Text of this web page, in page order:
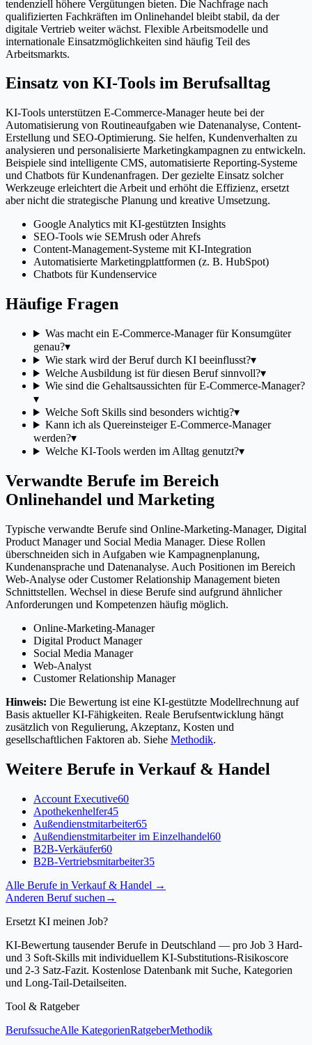
tendenziell höhere Vergütungen bieten. Die Nachfrage nach
qualifizierten Fachkräften im Onlinehandel bleibt stabil, da der
digitale Vertrieb weiter wächst. Flexible Arbeitsmodelle und
internationale Einsatzmöglichkeiten sind häufig Teil des
Arbeitsmarkts.
Einsatz von KI-Tools im Berufsalltag
KI-Tools unterstützen E-Commerce-Manager heute bei der
Automatisierung von Routineaufgaben wie Datenanalyse, Content-
Erstellung und SEO-Optimierung. Sie helfen, Kundenverhalten zu
analysieren und personalisierte Marketingkampagnen zu entwickeln.
Beispiele sind intelligente CMS, automatisierte Reporting-Systeme
und Chatbots für Kundenanfragen. Der gezielte Einsatz solcher
Werkzeuge erleichtert die Arbeit und erhöht die Effizienz, ersetzt
aber nicht die strategische Planung und kreative Umsetzung.
Google Analytics mit KI-gestützten Insights
SEO-Tools wie SEMrush oder Ahrefs
Content-Management-Systeme mit KI-Integration
Automatisierte Marketingplattformen (z. B. HubSpot)
Chatbots für Kundenservice
Häufige Fragen
Was macht ein E-Commerce-Manager für Konsumgüter
genau?▾
Wie stark wird der Beruf durch KI beeinflusst?▾
Welche Ausbildung ist für diesen Beruf sinnvoll?▾
Wie sind die Gehaltsaussichten für E-Commerce-Manager?
▾
Welche Soft Skills sind besonders wichtig?▾
Kann ich als Quereinsteiger E-Commerce-Manager
werden?▾
Welche KI-Tools werden im Alltag genutzt?▾
Verwandte Berufe im Bereich
Onlinehandel und Marketing
Typische verwandte Berufe sind Online-Marketing-Manager, Digital
Product Manager und Social Media Manager. Diese Rollen
überschneiden sich in Aufgaben wie Kampagnenplanung,
Kundenansprache und Datenanalyse. Auch Positionen im Bereich
Web-Analyse oder Customer Relationship Management bieten
Schnittstellen. Wechsel in diese Berufe sind aufgrund ähnlicher
Anforderungen und Kompetenzen häufig möglich.
Online-Marketing-Manager
Digital Product Manager
Social Media Manager
Web-Analyst
Customer Relationship Manager
Hinweis: Die Bewertung ist eine KI-gestützte Modellrechnung auf
Basis aktueller KI-Fähigkeiten. Reale Berufsentwicklung hängt
zusätzlich von Regulierung, Akzeptanz, Kosten und
gesellschaftlichen Faktoren ab. Siehe Methodik.
Weitere Berufe in Verkauf & Handel
Account Executive60
Apothekenhelfer45
Außendienstmitarbeiter65
Außendienstmitarbeiter im Einzelhandel60
B2B-Verkäufer60
B2B-Vertriebsmitarbeiter35
Alle Berufe in Verkauf & Handel →
Anderen Beruf suchen →
Ersetzt KI meinen Job?
KI-Bewertung tausender Berufe in Deutschland — pro Job 3 Hard-
und 3 Soft-Skills mit individuellem KI-Substitutions-Risikoscore
und 2-3 Satz-Fazit. Kostenlose Datenbank mit Suche, Kategorien
und Long-Tail-Detailseiten.
Tool & Ratgeber
BerufssucheAlle KategorienRatgeberMethodik